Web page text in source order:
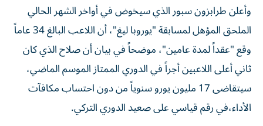
وأعلن طرابزون سبور الذي سيخوض في أواخر الشهر الحالي
الملحق المؤهل لمسابقة "يوروبا ليغ"، أن اللاعب البالغ 34 عاماً
وقع "عقداً لمدة عامين"، موضحاً في بيان أن صلاح الذي كان
ثاني أعلى اللاعبين أجراً في الدوري الممتاز الموسم الماضي،
سيتقاضى 17 مليون يورو سنوياً من دون احتساب مكافآت
الأداء،في رقم قياسي على صعيد الدوري التركي.